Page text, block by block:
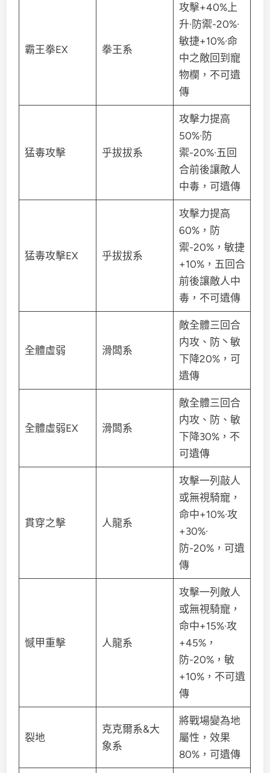
霸王拳EX 拳王系
攻擊+40%上
升·防禦-20%·
敏捷+10%·命
中之敵回到寵
物欄，不可遺
傳
猛毒攻擊 乎拔拔系
攻擊力提高
50%·防
禦-20%·五回
合前後讓敵人
中毒，可遺傳
猛毒攻擊EX 乎拔拔系
攻擊力提高
60%，防
禦-20%，敏捷
+10%，五回合
前後讓敵人中
毒，不可遺傳
全體虛弱 滑闆系
敵全體三回合
内攻、防丶敏
下降20%，可
遺傳
全體虛弱EX 滑闆系
敵全體三回合
内攻、防、敏
下降30%，不
可遺傳
貫穿之擊 人龍系
攻擊一列敲人
或無視騎寵，
命中+10%·攻
+30%·
防-20%，可遺
傳
憾甲重擊 人龍系
攻擊一列敵人
或無視騎寵，
命中+15%·攻
+45%，
防-20%，敏
+10%，不可遺
傳
裂地
克克爾系&大
象系
將戰場變為地
屬性，效果
80%，可遺傳